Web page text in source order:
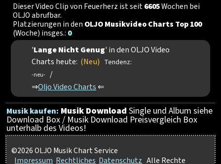
Dieser Video Clip von Feuerherz ist seit6605Wochen bei
OLJO abrufbar.
Platzierungen in den OLJO Musikvideo Charts Top 100
(Woche) insges.: 0
'Lange Nicht Genug' in den OLJO Video
Charts heute: (Neu) Tendenz:
-neu- /
⇒Oljo Video Charts ⇐
Musik kaufen: Musik Download Single und Album siehe
Download Box / Musik Download Preisvergleich Box
unterhalb des Videos!
©2026 OLJO Musik Chart Service
Impressum Rechtliches Datenschutz Alle Rechte